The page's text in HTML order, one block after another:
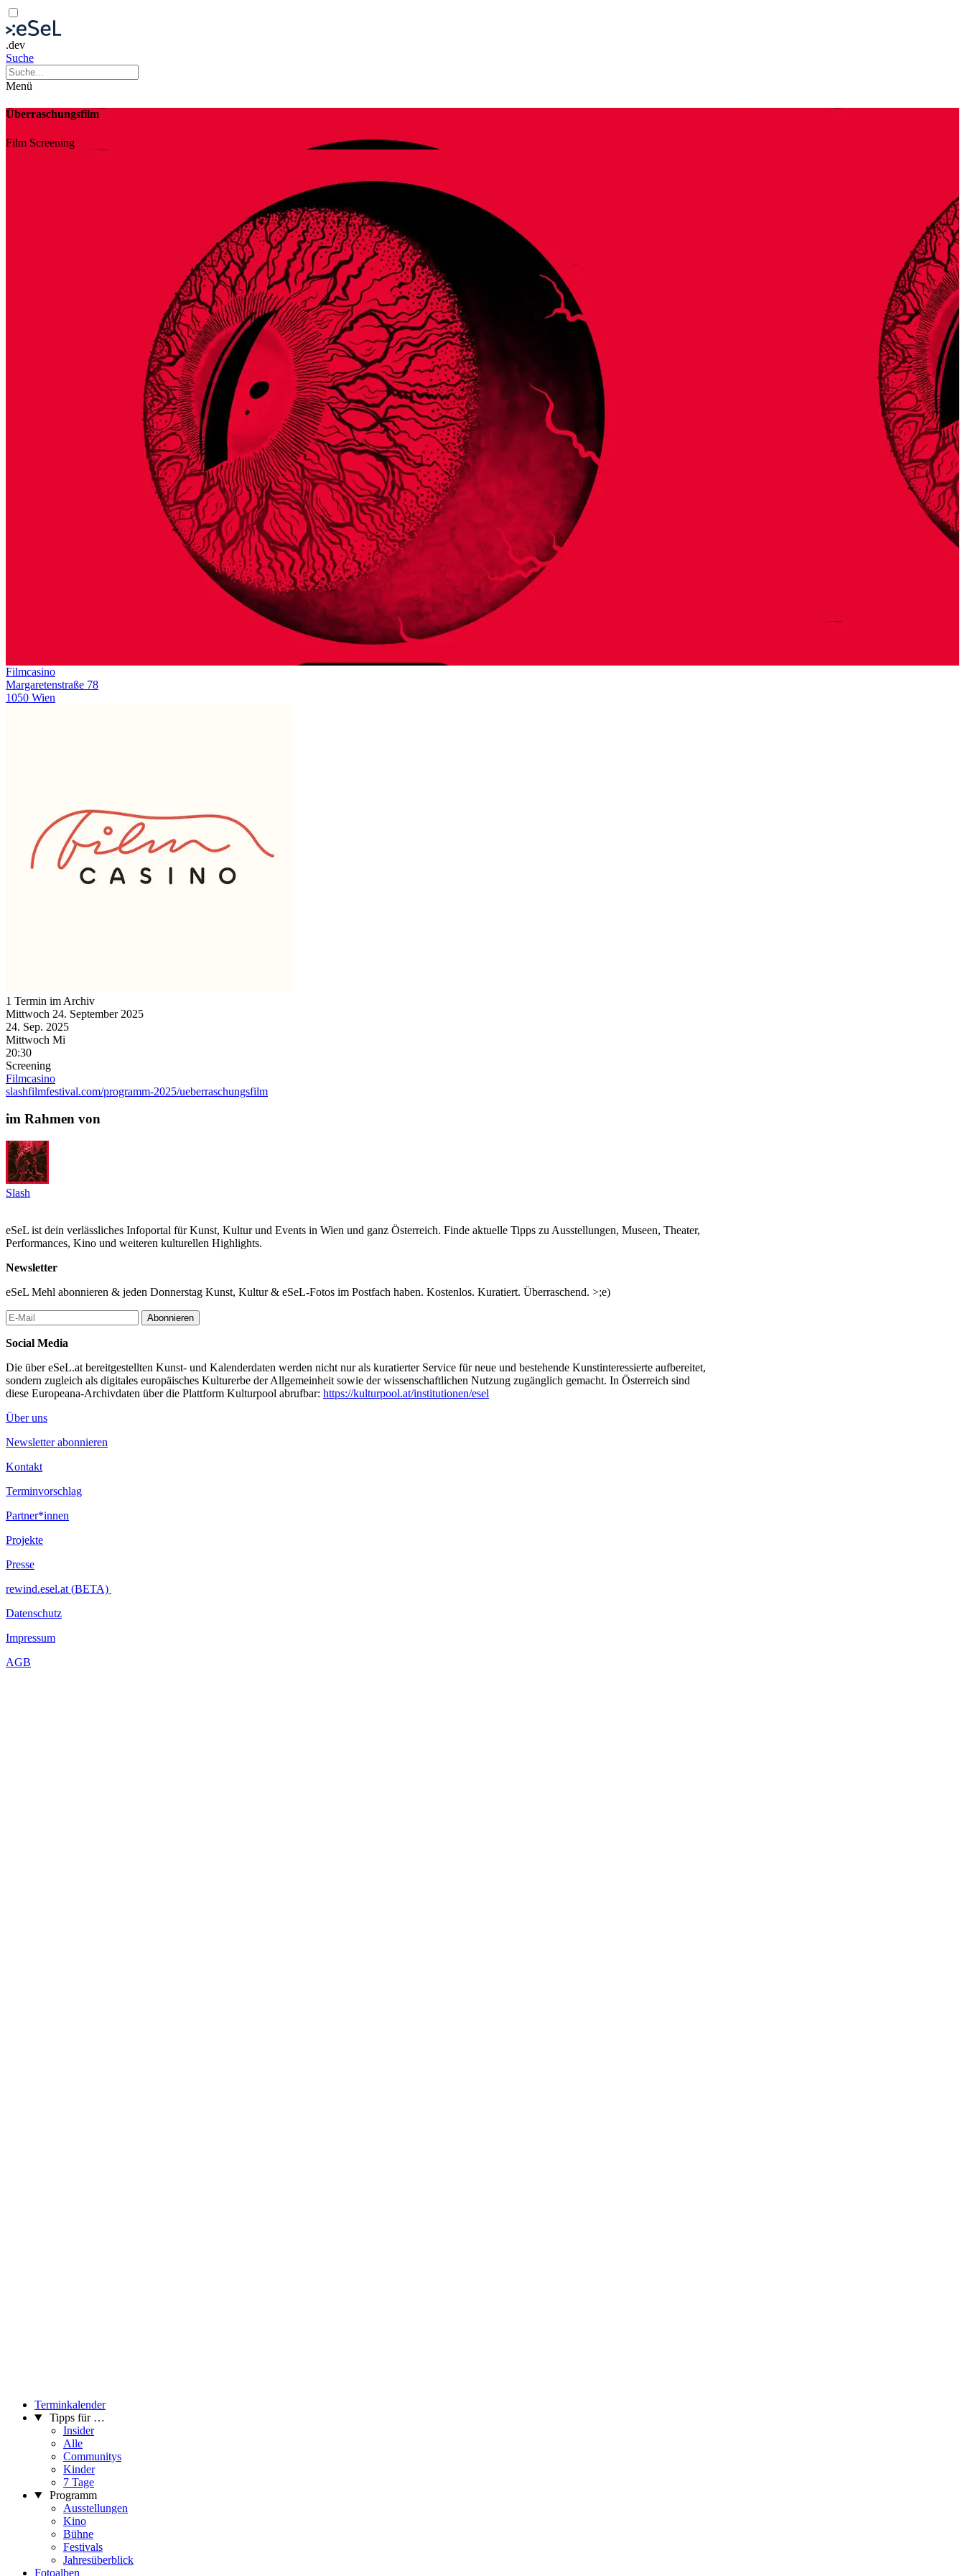
.dev
Suche
Menü
Überraschungsfilm
Film Screening
Filmcasino
Margaretenstraße 78
1050 Wien
1 Termin im Archiv
Mittwoch 24. September 2025
24. Sep. 2025
Mittwoch Mi
20:30
Screening
Filmcasino
slashfilmfestival.com/programm-2025/ueberraschungsfilm
im Rahmen von
Slash
eSeL ist dein verlässliches Infoportal für Kunst, Kultur und Events in Wien und ganz Österreich. Finde aktuelle Tipps zu Ausstellungen, Museen, Theater,
Performances, Kino und weiteren kulturellen Highlights.
Newsletter
eSeL Mehl abonnieren & jeden Donnerstag Kunst, Kultur & eSeL-Fotos im Postfach haben. Kostenlos. Kuratiert. Überraschend. >;e)
Abonnieren
Social Media
Die über eSeL.at bereitgestellten Kunst- und Kalenderdaten werden nicht nur als kuratierter Service für neue und bestehende Kunstinteressierte aufbereitet,
sondern zugleich als digitales europäisches Kulturerbe der Allgemeinheit sowie der wissenschaftlichen Nutzung zugänglich gemacht. In Österreich sind
diese Europeana-Archivdaten über die Plattform Kulturpool abrufbar: https://kulturpool.at/institutionen/esel
Über uns
Newsletter abonnieren
Kontakt
Terminvorschlag
Partner*innen
Projekte
Presse
rewind.esel.at (BETA)
Datenschutz
Impressum
AGB
Terminkalender
Tipps für …
Insider
Alle
Communitys
Kinder
7 Tage
Programm
Ausstellungen
Kino
Bühne
Festivals
Jahresüberblick
Fotoalben